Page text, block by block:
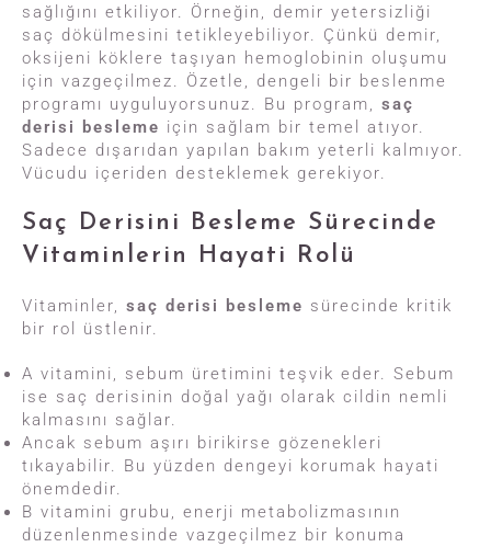
sağlığını etkiliyor. Örneğin, demir yetersizliği
saç dökülmesini tetikleyebiliyor. Çünkü demir,
oksijeni köklere taşıyan hemoglobinin oluşumu
için vazgeçilmez. Özetle, dengeli bir beslenme
programı uyguluyorsunuz. Bu program, saç
derisi besleme için sağlam bir temel atıyor.
Sadece dışarıdan yapılan bakım yeterli kalmıyor.
Vücudu içeriden desteklemek gerekiyor.
Saç Derisini Besleme Sürecinde
Vitaminlerin Hayati Rolü
Vitaminler, saç derisi besleme sürecinde kritik
bir rol üstlenir.
A vitamini, sebum üretimini teşvik eder. Sebum
ise saç derisinin doğal yağı olarak cildin nemli
kalmasını sağlar.
Ancak sebum aşırı birikirse gözenekleri
tıkayabilir. Bu yüzden dengeyi korumak hayati
önemdedir.
B vitamini grubu, enerji metabolizmasının
düzenlenmesinde vazgeçilmez bir konuma